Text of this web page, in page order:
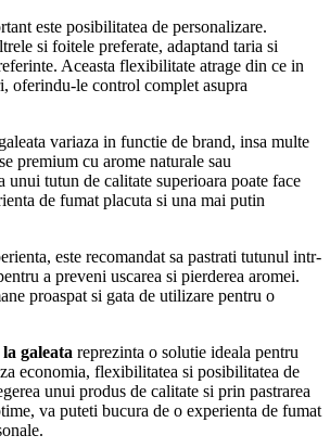
este posibilitatea de personalizare.
si foitele preferate, adaptand taria si
Aceasta flexibilitate atrage din ce in
oferindu-le control complet asupra
variaza in functie de brand, insa multe
premium cu arome naturale sau
unui tutun de calitate superioara poate face
de fumat placuta si una mai putin
este recomandat sa pastrati tutunul intr-
a preveni uscarea si pierderea aromei.
proaspat si gata de utilizare pentru o
galeata reprezinta o solutie ideala pentru
economia, flexibilitatea si posibilitatea de
unui produs de calitate si prin pastrarea
va puteti bucura de o experienta de fumat